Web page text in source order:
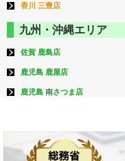
香川 三豊店
九州・沖縄エリア
佐賀 鹿島店
鹿児島 鹿屋店
鹿児島 南さつま店